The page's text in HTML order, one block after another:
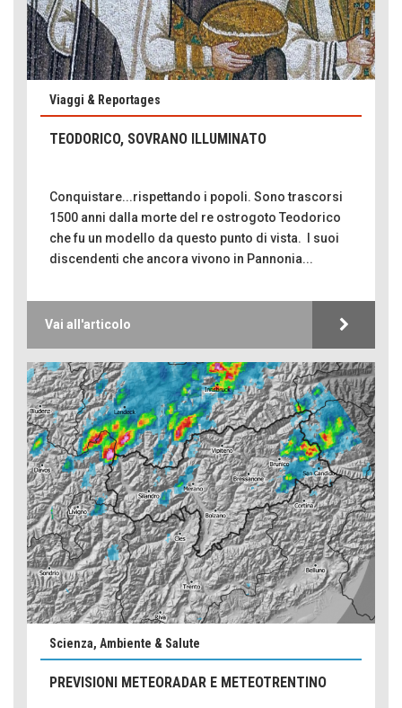
Viaggi & Reportages
TEODORICO, SOVRANO ILLUMINATO
Conquistare...rispettando i popoli. Sono trascorsi
1500 anni dalla morte del re ostrogoto Teodorico
che fu un modello da questo punto di vista. I suoi
discendenti che ancora vivono in Pannonia...
Vai all'articolo
Scienza, Ambiente & Salute
PREVISIONI METEORADAR E METEOTRENTINO